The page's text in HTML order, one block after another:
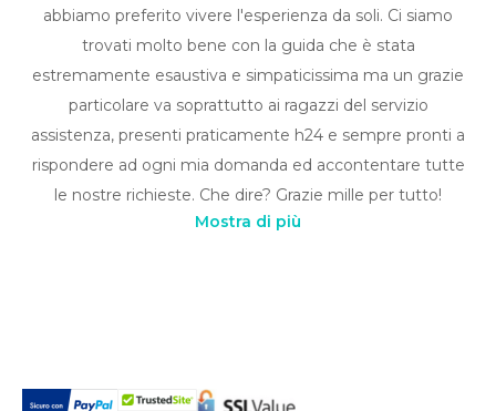
abbiamo preferito vivere l'esperienza da soli. Ci siamo
trovati molto bene con la guida che è stata
estremamente esaustiva e simpaticissima ma un grazie
particolare va soprattutto ai ragazzi del servizio
assistenza, presenti praticamente h24 e sempre pronti a
rispondere ad ogni mia domanda ed accontentare tutte
le nostre richieste. Che dire? Grazie mille per tutto!
Mostra di più